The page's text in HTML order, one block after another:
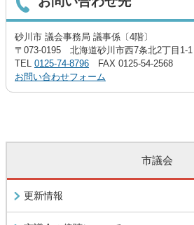
砂川市 議会事務局 議事係〔4階〕
〒073-0195 北海道砂川市西7条北2丁目1-1
TEL 0125-74-8796 FAX 0125-54-2568
お問い合わせフォーム
市議会
更新情報